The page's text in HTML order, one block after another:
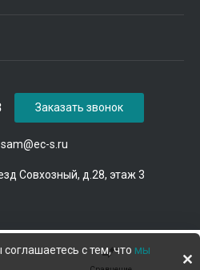
sam@ec-s.ru
Совхозный, д.28, этаж 3
Заказать звонок
с тем, что мы